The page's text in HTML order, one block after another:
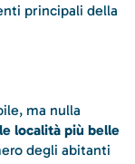
principali della
ma nulla
località più belle
degli abitanti